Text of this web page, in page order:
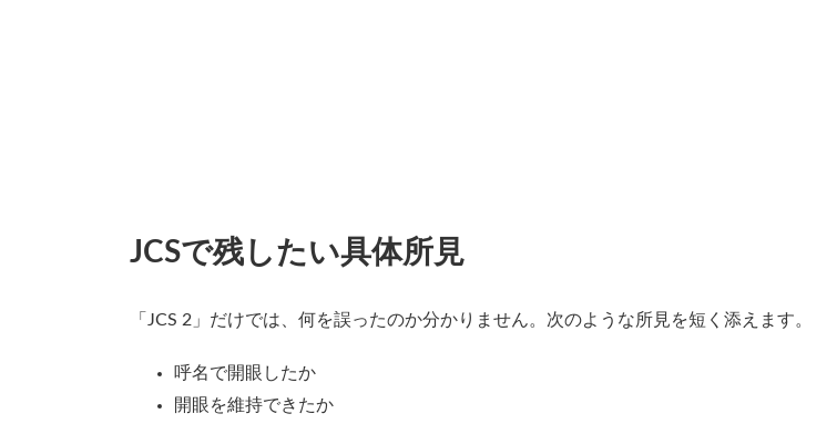
JCSで残したい具体所見
「JCS 2」だけでは、何を誤ったのか分かりません。次のような所見を短く添えます。
呼名で開眼したか
開眼を維持できたか